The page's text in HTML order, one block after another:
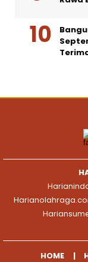
HOME